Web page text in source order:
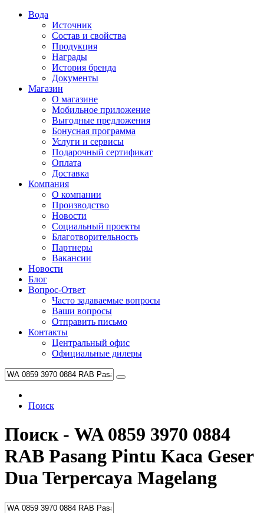
Вода
Источник
Состав и свойства
Продукция
Награды
История бренда
Документы
Магазин
О магазине
Мобильное приложение
Выгодные предложения
Бонусная программа
Услуги и сервисы
Подарочный сертификат
Оплата
Доставка
Компания
О компании
Производство
Новости
Социальный проекты
Благотворительность
Партнеры
Вакансии
Новости
Блог
Вопрос-Ответ
Часто задаваемые вопросы
Ваши вопросы
Отправить письмо
Контакты
Центральный офис
Официальные дилеры
Поиск
Поиск - WA 0859 3970 0884
RAB Pasang Pintu Kaca Geser
Dua Terpercaya Magelang